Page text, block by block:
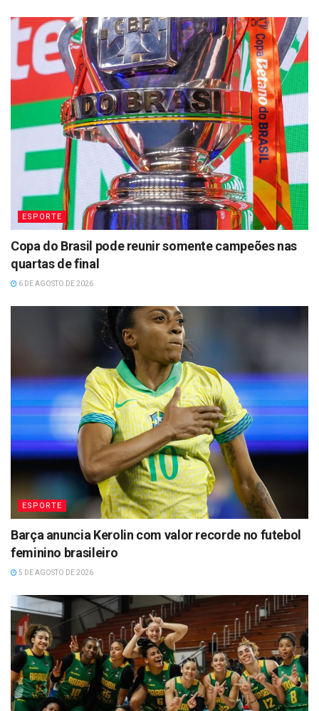
ESPORTE
Copa do Brasil pode reunir somente campeões nas
quartas de final
6 DE AGOSTO DE 2026
ESPORTE
Barça anuncia Kerolin com valor recorde no futebol
feminino brasileiro
5 DE AGOSTO DE 2026